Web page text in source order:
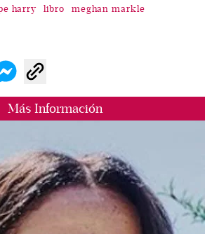
Más Información
harry libro meghan markle